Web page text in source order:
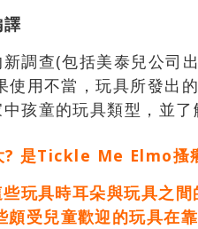
新調查(包括美泰兒公
使用不當，玩具所發出
孩童的玩具類型，並了
? 是Tickle Me Elmo搔
玩具時耳朵與玩具之
頗受兒童歡迎的玩具在